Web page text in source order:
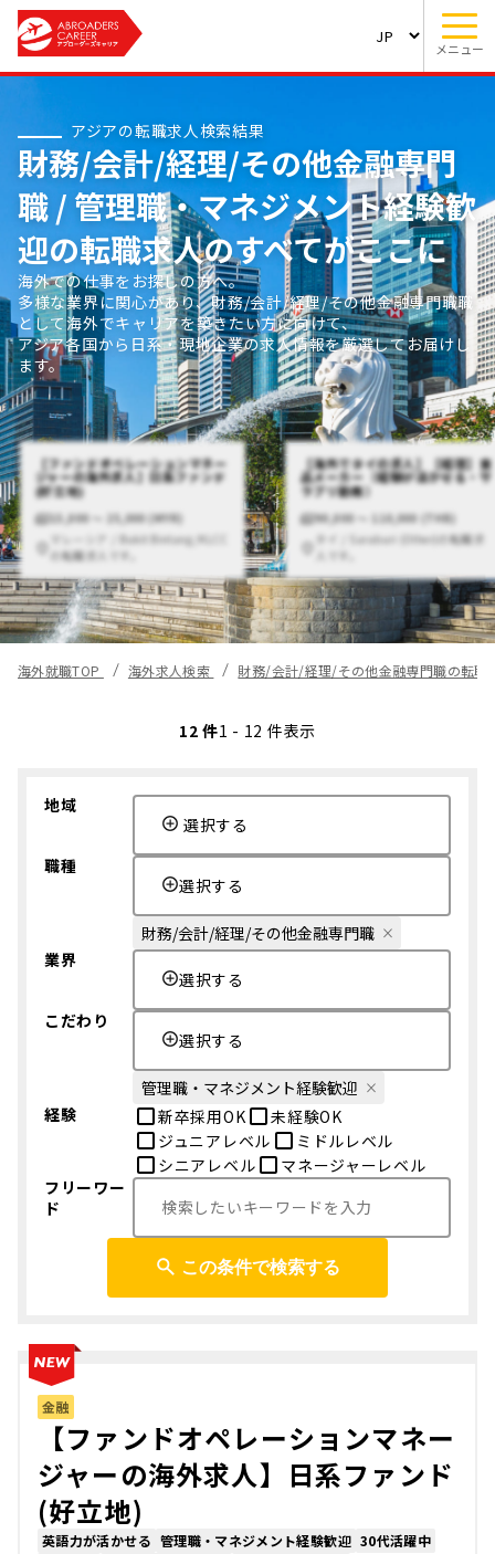
メニュー
アジアの転職求人検索結果
財務/会計/経理/その他金融専門
職 / 管理職・マネジメント経験歓
迎の転職求人のすべてがここに
海外での仕事をお探しの方へ。
多様な業界に関心があり、財務/会計/経理/その他金融専門職職
として海外でキャリアを築きたい方に向けて、
アジア各国から日系・現地企業の求人情報を厳選してお届けし
ます。
【ファンドオペレーションマネー
ジャーの海外求人】日系ファンド
(好立地)
15,000 〜 25,000 (MYR)
マレーシア / Bukit Bintang/KLCC
の転職求人です。
【海外でタイの求人】【経理】食
品メーカー（経験が活かせる・サ
ラブリ勤務）
90,000 〜 110,000 (THB)
タイ / Saraburi (Other)の転職求
人です。
海外就職TOP 海外求人検索 財務/会計/経理/その他金融専門職の転職
12 件1 - 12 件表示
地域
選択する
職種
選択する
財務/会計/経理/その他金融専門職
業界
選択する
こだわり
選択する
管理職・マネジメント経験歓迎
経験
新卒採用OK
未経験OK
ジュニアレベル
ミドルレベル
シニアレベル
マネージャーレベル
フリーワー
ド
この条件で検索する
金融
【ファンドオペレーションマネー
ジャーの海外求人】日系ファンド
(好立地)
英語力が活かせる 管理職・マネジメント経験歓迎 30代活躍中